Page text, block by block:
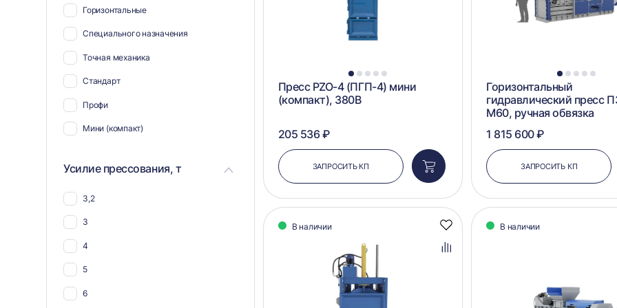
Горизонтальные
Специального назначения
Точная механика
Стандарт
Профи
Мини (компакт)
Усилие прессования, т
3,2
3
4
5
6
1 2 3 4 5
Пресс PZO-4 (ПГП-4) мини
(компакт), 380В
205 536 ₽
ЗАПРОСИТЬ КП
Добавить
в
корзину
1 2 3 4 5
Горизонтальный
гидравлический пресс
М60, ручная обвязка
1 815 600 ₽
ЗАПРОСИТЬ КП
В наличии
Добавить
Добавить
В наличии